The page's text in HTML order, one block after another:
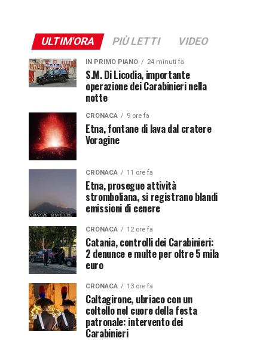
ULTIM'ORA PIÙ LETTI VIDEO
IN PRIMO PIANO 24 minuti fa
S.M. Di Licodia, importante
operazione dei Carabinieri nella
notte
CRONACA 9 ore fa
Etna, fontane di lava dal cratere
Voragine
CRONACA 11 ore fa
Etna, prosegue attività
stromboliana, si registrano blandi
emissioni di cenere
CRONACA 12 ore fa
Catania, controlli dei Carabinieri:
2 denunce e multe per oltre 5 mila
euro
CRONACA 13 ore fa
Caltagirone, ubriaco con un
coltello nel cuore della festa
patronale: intervento dei
Carabinieri